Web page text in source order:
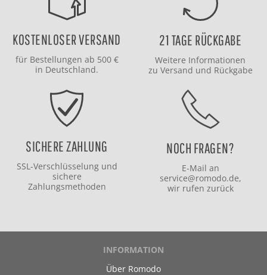
KOSTENLOSER VERSAND
für Bestellungen ab 500 €
in Deutschland.
21 TAGE RÜCKGABE
Weitere Informationen
zu Versand und Rückgabe
SICHERE ZAHLUNG
SSL-Verschlüsselung und
sichere
Zahlungsmethoden
NOCH FRAGEN?
E-Mail an
service@romodo.de,
wir rufen zurück
INFORMATION
Über Romodo